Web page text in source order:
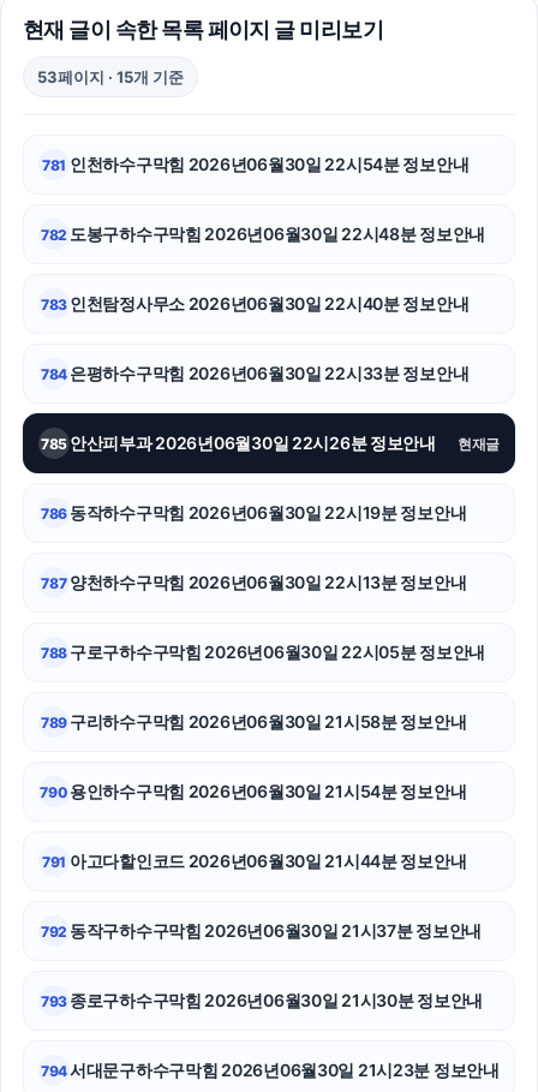
서초음주운전변호사
김포공항주차대행
인천흥신소
수원법무법인
흥신소
인천하수구막힘
카니발 장기렌트
현재 글이 속한 목록 페이지 글 미리보기
53페이지 · 15개 기준
781 인천하수구막힘 2026년06월30일 22시54분 정보안내
782 도봉구하수구막힘 2026년06월30일 22시48분 정보안내
783 인천탐정사무소 2026년06월30일 22시40분 정보안내
784 은평하수구막힘 2026년06월30일 22시33분 정보안내
785 안산피부과 2026년06월30일 22시26분 정보안내 현재글
786 동작하수구막힘 2026년06월30일 22시19분 정보안내
787 양천하수구막힘 2026년06월30일 22시13분 정보안내
788 구로구하수구막힘 2026년06월30일 22시05분 정보안내
789 구리하수구막힘 2026년06월30일 21시58분 정보안내
790 용인하수구막힘 2026년06월30일 21시54분 정보안내
791 아고다할인코드 2026년06월30일 21시44분 정보안내
792 동작구하수구막힘 2026년06월30일 21시37분 정보안내
793 종로구하수구막힘 2026년06월30일 21시30분 정보안내
794서대문구하수구막힘 2026년06월30일 21시23분 정보안내